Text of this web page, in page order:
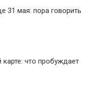
31 мая: пора говорить
что пробуждает